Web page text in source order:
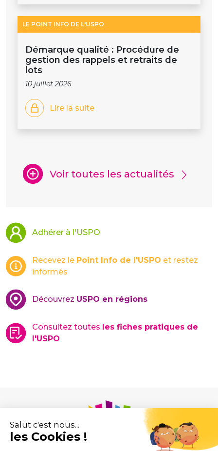
LE POINT INFO DE L'USPO
Démarque qualité : Procédure de
gestion des rappels et retraits de
lots
10 juillet 2026
Lire la suite
Voir toutes les actualités
Adhérer à l'USPO
Recevez le Point Info de l'USPO et restez
informés
Découvrez USPO en régions
Consultez toutes les fiches pratiques de
l'USPO